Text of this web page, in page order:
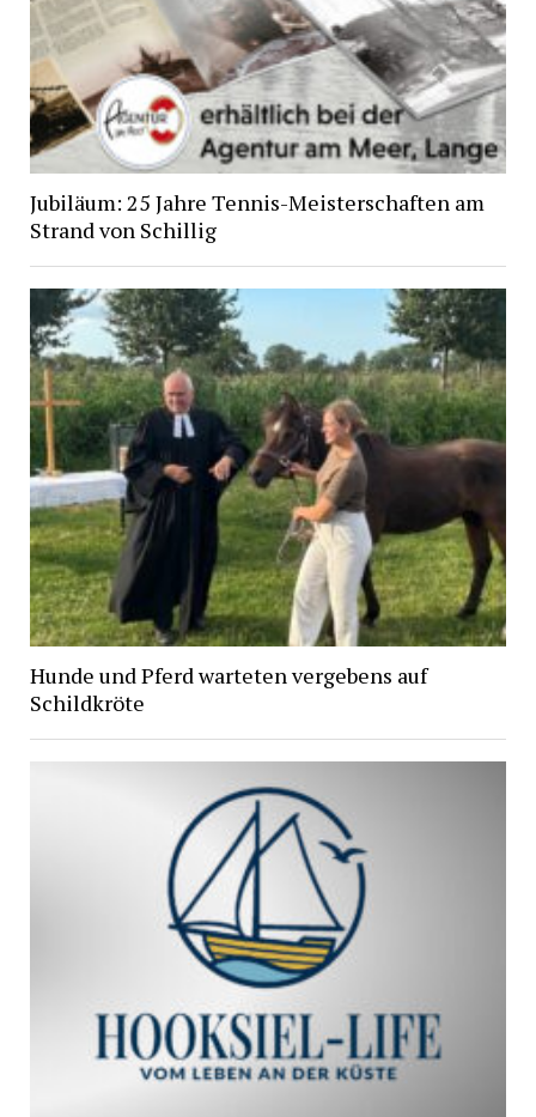
Jubiläum: 25 Jahre Tennis-Meisterschaften am
Strand von Schillig
Hunde und Pferd warteten vergebens auf
Schildkröte